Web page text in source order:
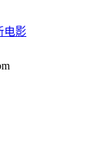
电影